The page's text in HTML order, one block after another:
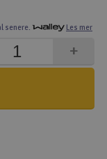
senere. Les mer
+